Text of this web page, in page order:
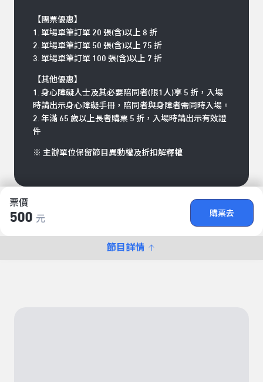
票價
500 元
購票去
節目詳情
【團票優惠】
1. 單場單筆訂單 20 張(含)以上 8 折
2. 單場單筆訂單 50 張(含)以上 75 折
3. 單場單筆訂單 100 張(含)以上 7 折
【其他優惠】
1. 身心障礙人士及其必要陪同者(限1人)享 5 折，入場
時請出示身心障礙手冊，陪同者與身障者需同時入場。
2. 年滿 65 歲以上長者購票 5 折，入場時請出示有效證
件
※ 主辦單位保留節目異動權及折扣解釋權